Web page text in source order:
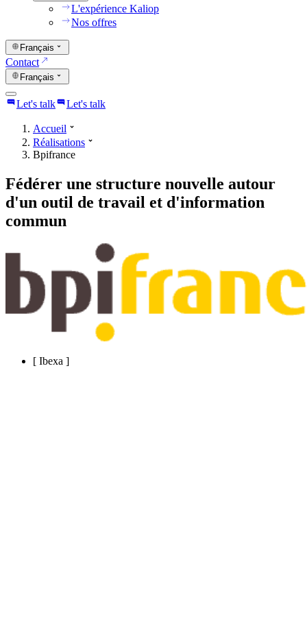
L'expérience Kaliop
Nos offres
Français
Contact
Français
Let's talk Let's talk
Accueil
Réalisations
Bpifrance
Fédérer une structure nouvelle autour
d'un outil de travail et d'information
commun
[ Ibexa ]